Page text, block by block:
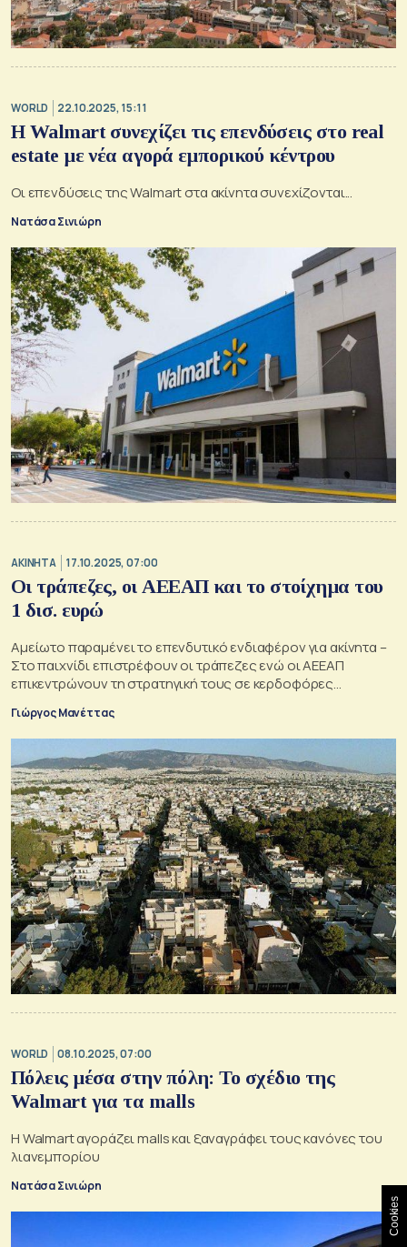
WORLD 22.10.2025, 15:11
Η Walmart συνεχίζει τις επενδύσεις στo real
estate με νέα αγορά εμπορικού κέντρου
Οι επενδύσεις της Walmart στα ακίνητα συνεχίζονται...
Νατάσα Σινιώρη
ΑΚΙΝΗΤΑ 17.10.2025, 07:00
Οι τράπεζες, οι ΑΕΕΑΠ και το στοίχημα του
1 δισ. ευρώ
Αμείωτο παραμένει το επενδυτικό ενδιαφέρον για ακίνητα –
Στο παιχνίδι επιστρέφουν οι τράπεζες ενώ οι ΑΕΕΑΠ
επικεντρώνουν τη στρατηγική τους σε κερδοφόρες
κατηγορίες
Γιώργος Μανέττας
WORLD 08.10.2025, 07:00
Πόλεις μέσα στην πόλη: Το σχέδιο της
Walmart για τα malls
Η Walmart αγοράζει malls και ξαναγράφει τους κανόνες του
λιανεμπορίου
Νατάσα Σινιώρη
Cookies